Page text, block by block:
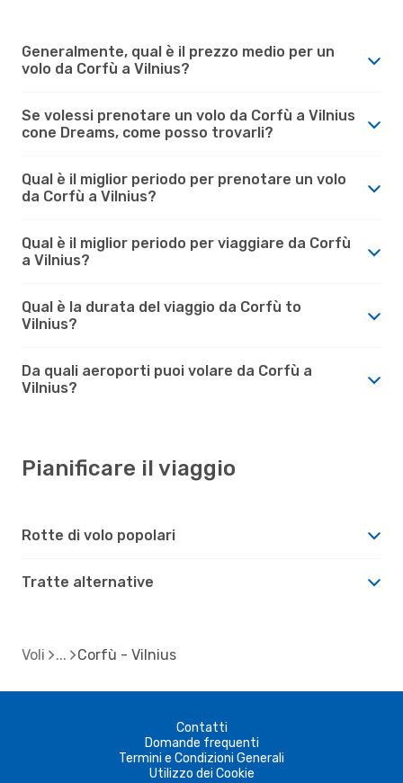
Generalmente, qual è il prezzo medio per un
volo da Corfù a Vilnius?
Se volessi prenotare un volo da Corfù a Vilnius
cone Dreams, come posso trovarli?
Qual è il miglior periodo per prenotare un volo
da Corfù a Vilnius?
Qual è il miglior periodo per viaggiare da Corfù
a Vilnius?
Qual è la durata del viaggio da Corfù to
Vilnius?
Da quali aeroporti puoi volare da Corfù a
Vilnius?
Pianificare il viaggio
Rotte di volo popolari
Tratte alternative
Voli Corfù - Vilnius
Contatti
Domande frequenti
Termini e Condizioni Generali
Utilizzo dei Cookie